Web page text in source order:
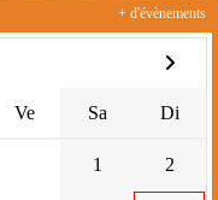
Ve Sa Di
1 2
+ d'évènements